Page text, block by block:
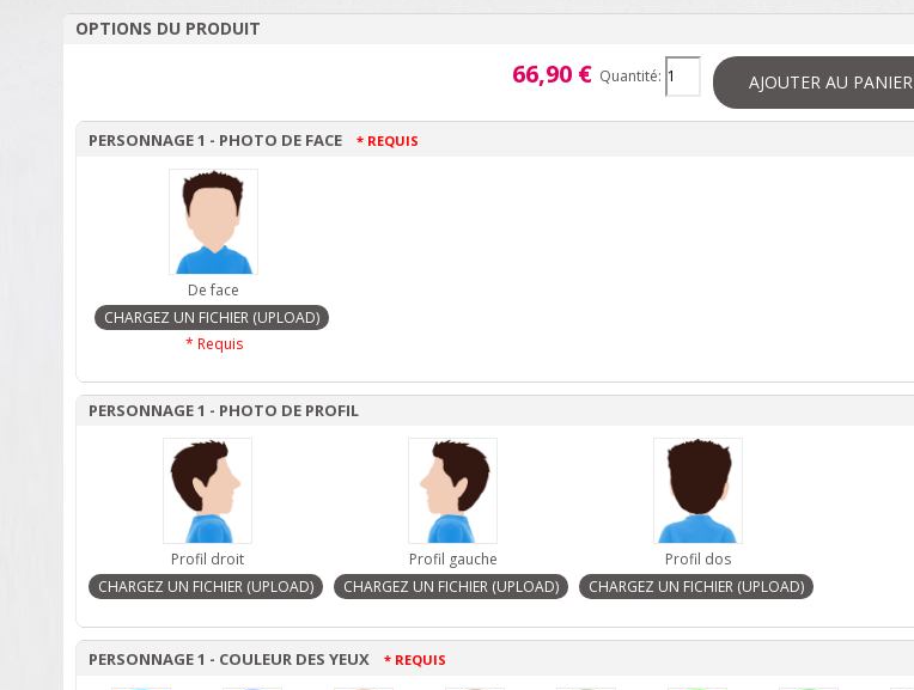
OPTIONS DU PRODUIT
66,90 € Quantité: AJOUTER AU PANIER
PERSONNAGE 1 - PHOTO DE FACE * REQUIS
De face
* Requis
PERSONNAGE 1 - PHOTO DE PROFIL
Profil droit Profil gauche Profil dos
PERSONNAGE 1 - COULEUR DES YEUX * REQUIS